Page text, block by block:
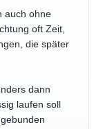
auch ohne
oft Zeit,
die später
dann
laufen soll